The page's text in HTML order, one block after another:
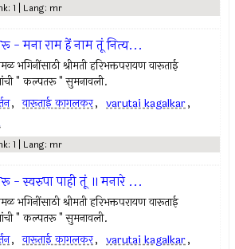
1 | Lang: mr
- मना राम हें नाम तूं नित्य...
भगिनींसाठी श्रीमती हरिभक्तपरायण वारूताई
" कल्पतरू " सुमनावली.
, वारूताई कागलकर, varutai kagalkar,
1 | Lang: mr
- स्वरुपा पाही तूं ॥ मनारे ...
भगिनींसाठी श्रीमती हरिभक्तपरायण वारूताई
" कल्पतरू " सुमनावली.
, वारूताई कागलकर, varutai kagalkar,